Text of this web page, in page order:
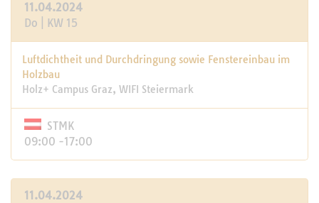
11.04.2024
Do | KW 15
Luftdichtheit und Durchdringung sowie Fenstereinbau im
Holzbau
Holz+ Campus Graz, WIFI Steiermark
STMK
09:00 -17:00
11.04.2024